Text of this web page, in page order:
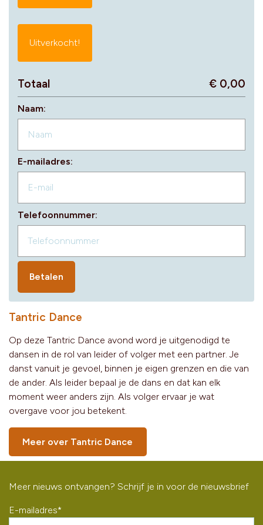
Uitverkocht!
Totaal € 0,00
Naam:
E-mailadres:
Telefoonnummer:
Betalen
Tantric Dance
Op deze Tantric Dance avond word je uitgenodigd te
dansen in de rol van leider of volger met een partner. Je
danst vanuit je gevoel, binnen je eigen grenzen en die van
de ander. Als leider bepaal je de dans en dat kan elk
moment weer anders zijn. Als volger ervaar je wat
overgave voor jou betekent.
Meer over Tantric Dance
Meer nieuws ontvangen? Schrijf je in voor de nieuwsbrief
E-mailadres*